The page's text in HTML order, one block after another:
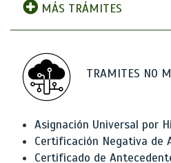
MÁS TRÁMITES
TRAMITES NO
Asignación Universal por
Certificación Negativa de
Certificado de